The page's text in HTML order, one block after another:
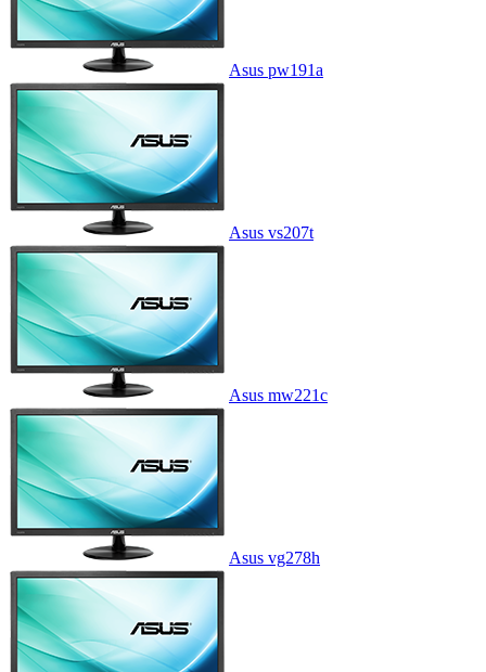
Asus pw191a
Asus vs207t
Asus mw221c
Asus vg278h